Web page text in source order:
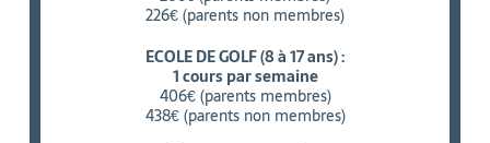
226€ (parents non membres)
ECOLE DE GOLF (8 à 17 ans) :
1 cours par semaine
406€ (parents membres)
438€ (parents non membres)